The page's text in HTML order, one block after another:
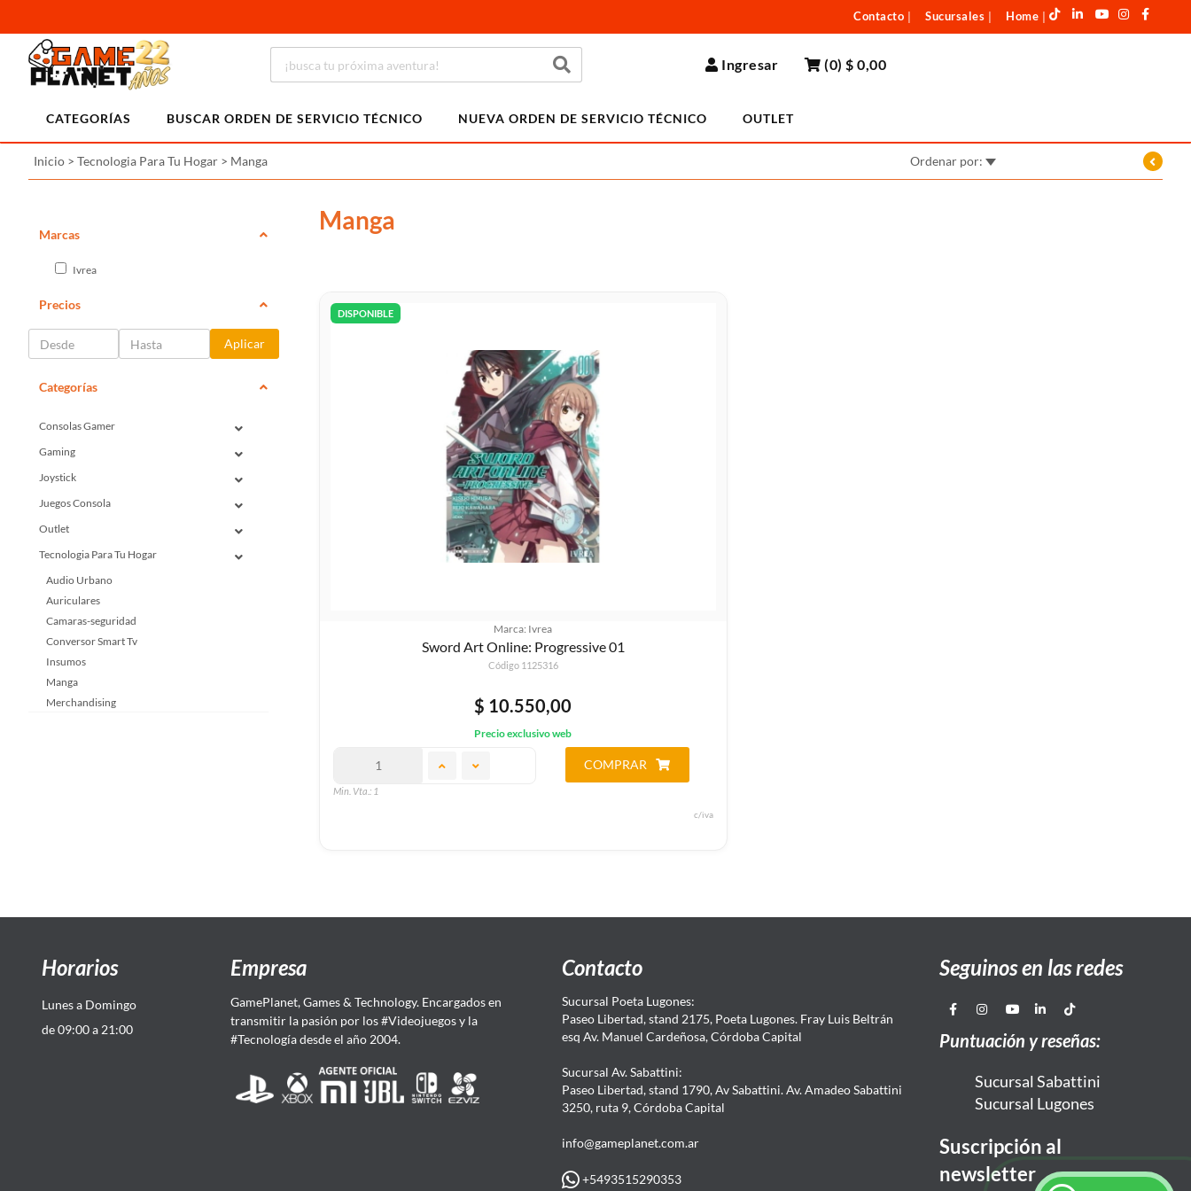
Contacto Sucursales Home
Ingresar (0)$ 0,00
CATEGORÍAS BUSCAR ORDEN DE SERVICIO TÉCNICO NUEVA ORDEN DE SERVICIO TÉCNICO OUTLET
Inicio > Tecnologia Para Tu Hogar > Manga Ordenar por:
Marcas
Ivrea
Precios
Aplicar
Categorías
Consolas Gamer
Gaming
Joystick
Juegos Consola
Outlet
Tecnologia Para Tu Hogar
Audio Urbano
Auriculares
Camaras-seguridad
Conversor Smart Tv
Insumos
Manga
Merchandising
Manga
DISPONIBLE
Marca: Ivrea
Sword Art Online: Progressive 01
Código 1125316
$ 10.550,00
Precio exclusivo web
Min. Vta.: 1
COMPRAR
c/iva
Horarios
Lunes a Domingo
de 09:00 a 21:00
Empresa
GamePlanet, Games & Technology. Encargados en
transmitir la pasión por los #Videojuegos y la
#Tecnología desde el año 2004.
Contacto
Sucursal Poeta Lugones:
Paseo Libertad, stand 2175, Poeta Lugones. Fray Luis Beltrán
esq Av. Manuel Cardeñosa, Córdoba Capital
Sucursal Av. Sabattini:
Paseo Libertad, stand 1790, Av Sabattini. Av. Amadeo Sabattini
3250, ruta 9, Córdoba Capital
info@gameplanet.com.ar
+5493515290353
Seguinos en las redes
Puntuación y reseñas:
Sucursal Sabattini
Sucursal Lugones
Suscripción al
newsletter